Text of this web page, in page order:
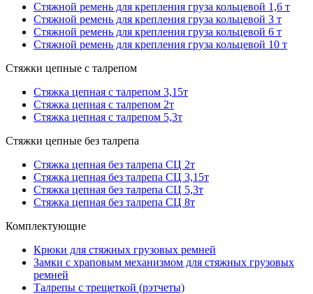
Стяжной ремень для крепления груза кольцевой 1,6 т
Стяжной ремень для крепления груза кольцевой 3 т
Стяжной ремень для крепления груза кольцевой 6 т
Стяжной ремень для крепления груза кольцевой 10 т
Стяжки цепные с талрепом
Стяжка цепная с талрепом 3,15т
Стяжка цепная с талрепом 2т
Стяжка цепная с талрепом 5,3т
Стяжки цепные без талрепа
Стяжка цепная без талрепа СЦ 2т
Стяжка цепная без талрепа СЦ 3,15т
Стяжка цепная без талрепа СЦ 5,3т
Стяжка цепная без талрепа СЦ 8т
Комплектующие
Крюки для стяжных грузовых ремней
Замки с храповым механизмом для стяжных грузовых
ремней
Талрепы с трещеткой (рэтчеты)